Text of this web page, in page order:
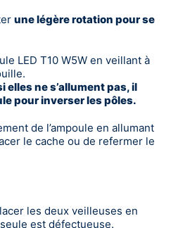
une légère rotation pour se
LED T10 W5W en veillant à
elles ne s’allument pas, il
pour inverser les pôles.
de l’ampoule en allumant
le cache ou de refermer le
les deux veilleuses en
est défectueuse.